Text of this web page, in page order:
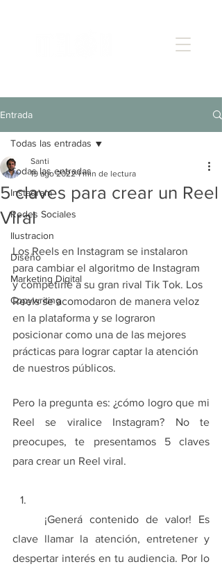
Entrada
Todas las entradas
Instagram
Redes Sociales
Ilustracion
Diseño
Marketing Digital
Copywriting
Todas las entradas
5 claves para crear un Reel
Viral
Santi
19 ago 2022 1 min de lectura
Los Reels en Instagram se instalaron
para cambiar el algoritmo de Instagram
y competirle a su gran rival Tik Tok. Los
Reels se acomodaron de manera veloz
en la plataforma y se lograron
posicionar como una de las mejores
prácticas para lograr captar la atención
de nuestros públicos.
Pero la pregunta es: ¿cómo logro que mi
Reel se viralice Instagram? No te
preocupes, te presentamos 5 claves
para crear un Reel viral.
clave llamar la atención, entretener y
despertar interés en tu audiencia. Por lo